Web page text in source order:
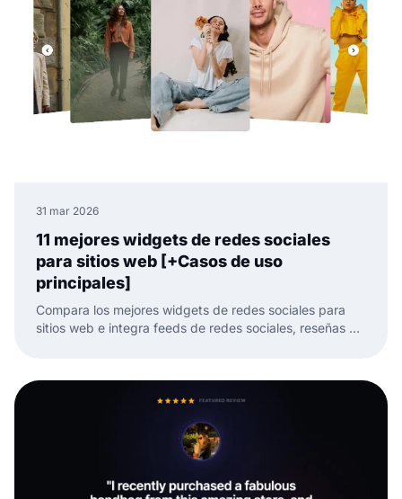
31 mar 2026
11 mejores widgets de redes sociales
para sitios web [+Casos de uso
principales]
Compara los mejores widgets de redes sociales para
sitios web e integra feeds de redes sociales, reseñas y